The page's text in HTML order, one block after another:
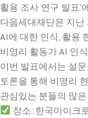
활용 조사 연구 발표’
다음세대재단은 지난
AI에 대한 인식, 활용
비영리 활동가 AI 인
이번 발표에서는 설
토론을 통해 비영리
관심있는 분들의 많
장소: 한국마이크